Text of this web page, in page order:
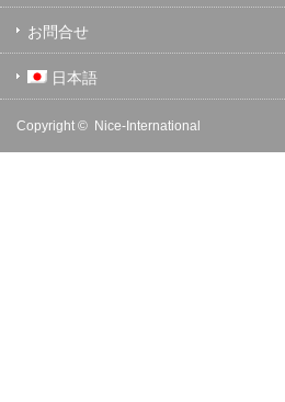
お問合せ
日本語
Copyright © Nice-International